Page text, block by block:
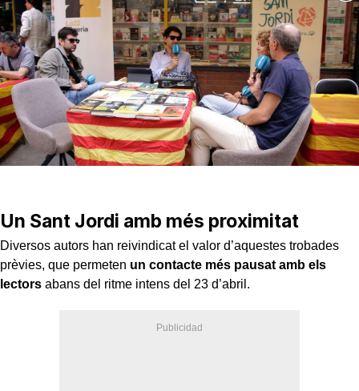
Un Sant Jordi amb més proximitat
Diversos autors han reivindicat el valor d’aquestes trobades
prèvies, que permeten un contacte més pausat amb els
lectors abans del ritme intens del 23 d’abril.